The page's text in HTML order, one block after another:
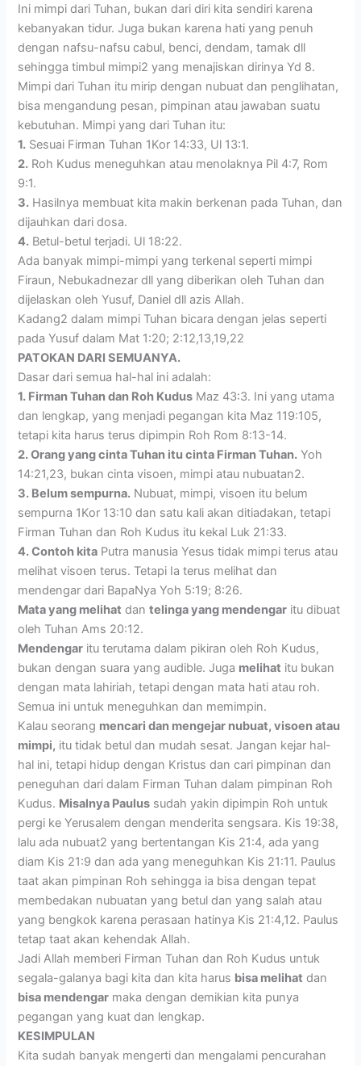
Ini mimpi dari Tuhan, bukan dari diri kita sendiri karena
kebanyakan tidur. Juga bukan karena hati yang penuh
dengan nafsu-nafsu cabul, benci, dendam, tamak dll
sehingga timbul mimpi2 yang menajiskan dirinya Yd 8.
Mimpi dari Tuhan itu mirip dengan nubuat dan penglihatan,
bisa mengandung pesan, pimpinan atau jawaban suatu
kebutuhan. Mimpi yang dari Tuhan itu:
1. Sesuai Firman Tuhan 1Kor 14:33, Ul 13:1.
2. Roh Kudus meneguhkan atau menolaknya Pil 4:7, Rom
9:1.
3. Hasilnya membuat kita makin berkenan pada Tuhan, dan
dijauhkan dari dosa.
4. Betul-betul terjadi. Ul 18:22.
Ada banyak mimpi-mimpi yang terkenal seperti mimpi
Firaun, Nebukadnezar dll yang diberikan oleh Tuhan dan
dijelaskan oleh Yusuf, Daniel dll azis Allah.
Kadang2 dalam mimpi Tuhan bicara dengan jelas seperti
pada Yusuf dalam Mat 1:20; 2:12,13,19,22
PATOKAN DARI SEMUANYA.
Dasar dari semua hal-hal ini adalah:
1. Firman Tuhan dan Roh Kudus Maz 43:3. Ini yang utama
dan lengkap, yang menjadi pegangan kita Maz 119:105,
tetapi kita harus terus dipimpin Roh Rom 8:13-14.
2. Orang yang cinta Tuhan itu cinta Firman Tuhan. Yoh
14:21,23, bukan cinta visoen, mimpi atau nubuatan2.
3. Belum sempurna. Nubuat, mimpi, visoen itu belum
sempurna 1Kor 13:10 dan satu kali akan ditiadakan, tetapi
Firman Tuhan dan Roh Kudus itu kekal Luk 21:33.
4. Contoh kita Putra manusia Yesus tidak mimpi terus atau
melihat visoen terus. Tetapi Ia terus melihat dan
mendengar dari BapaNya Yoh 5:19; 8:26.
Mata yang melihat dantelinga yang mendengar itu dibuat
oleh Tuhan Ams 20:12.
Mendengar itu terutama dalam pikiran oleh Roh Kudus,
bukan dengan suara yang audible. Juga melihat itu bukan
dengan mata lahiriah, tetapi dengan mata hati atau roh.
Semua ini untuk meneguhkan dan memimpin.
Kalau seorang mencari dan mengejar nubuat, visoen atau
mimpi, itu tidak betul dan mudah sesat. Jangan kejar hal-
hal ini, tetapi hidup dengan Kristus dan cari pimpinan dan
peneguhan dari dalam Firman Tuhan dalam pimpinan Roh
Kudus. Misalnya Paulus sudah yakin dipimpin Roh untuk
pergi ke Yerusalem dengan menderita sengsara. Kis 19:38,
lalu ada nubuat2 yang bertentangan Kis 21:4, ada yang
diam Kis 21:9 dan ada yang meneguhkan Kis 21:11. Paulus
taat akan pimpinan Roh sehingga ia bisa dengan tepat
membedakan nubuatan yang betul dan yang salah atau
yang bengkok karena perasaan hatinya Kis 21:4,12. Paulus
tetap taat akan kehendak Allah.
Jadi Allah memberi Firman Tuhan dan Roh Kudus untuk
segala-galanya bagi kita dan kita harus bisa melihat dan
bisa mendengar maka dengan demikian kita punya
pegangan yang kuat dan lengkap.
KESIMPULAN
Kita sudah banyak mengerti dan mengalami pencurahan